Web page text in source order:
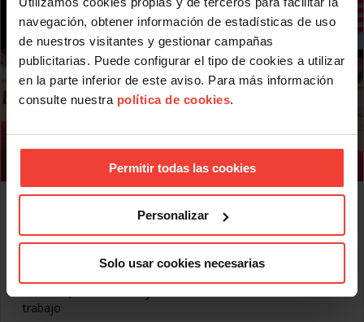
navegación, obtener información de estadísticas de uso
de nuestros visitantes y gestionar campañas
publicitarias. Puede configurar el tipo de cookies a utilizar
en la parte inferior de este aviso. Para más información
consulte nuestra política de cookies.
Permitir todas las cookies
Personalizar
Solo usar cookies necesarias
Segunda jornada del 13 Congreso Confederal de
USO: debate, Estatutos y Programa de Acción
MAYO 21, 2026
El 13 Congreso Confederal de USO aborda las líneas
trabajo